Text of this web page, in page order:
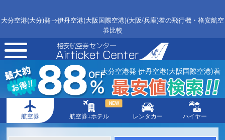
大分空港(大分)発→伊丹空港(大阪国際空港)(大阪/兵庫)着の飛行機・格安航空
券比較
toggle
navigation
大分空港発 伊丹空港(大阪国際空港)着
航空券 航空券+ホテル
NEW
レンタカー ハイヤー